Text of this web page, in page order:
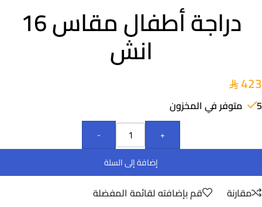
دراجة أطفال مقاس 16
انش
423
5 متوفر في المخزون
-
+
إضافة إلى السلة
مقارنة قم بإضافته لقائمة المفضلة